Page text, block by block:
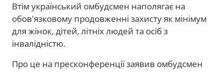
Втім український омбудсмен наполягає на
обов'язковому продовженні захисту як мінімум
для жінок, дітей, літніх людей та осіб з
інвалідністю.
Про це на пресконференції заявив омбудсмен